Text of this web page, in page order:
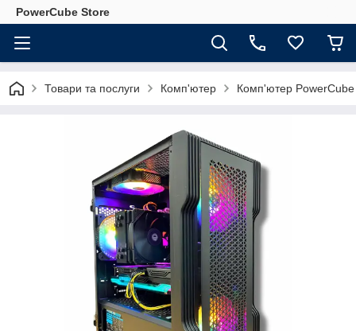
PowerCube Store
Товари та послуги Комп'ютер Комп'ютер